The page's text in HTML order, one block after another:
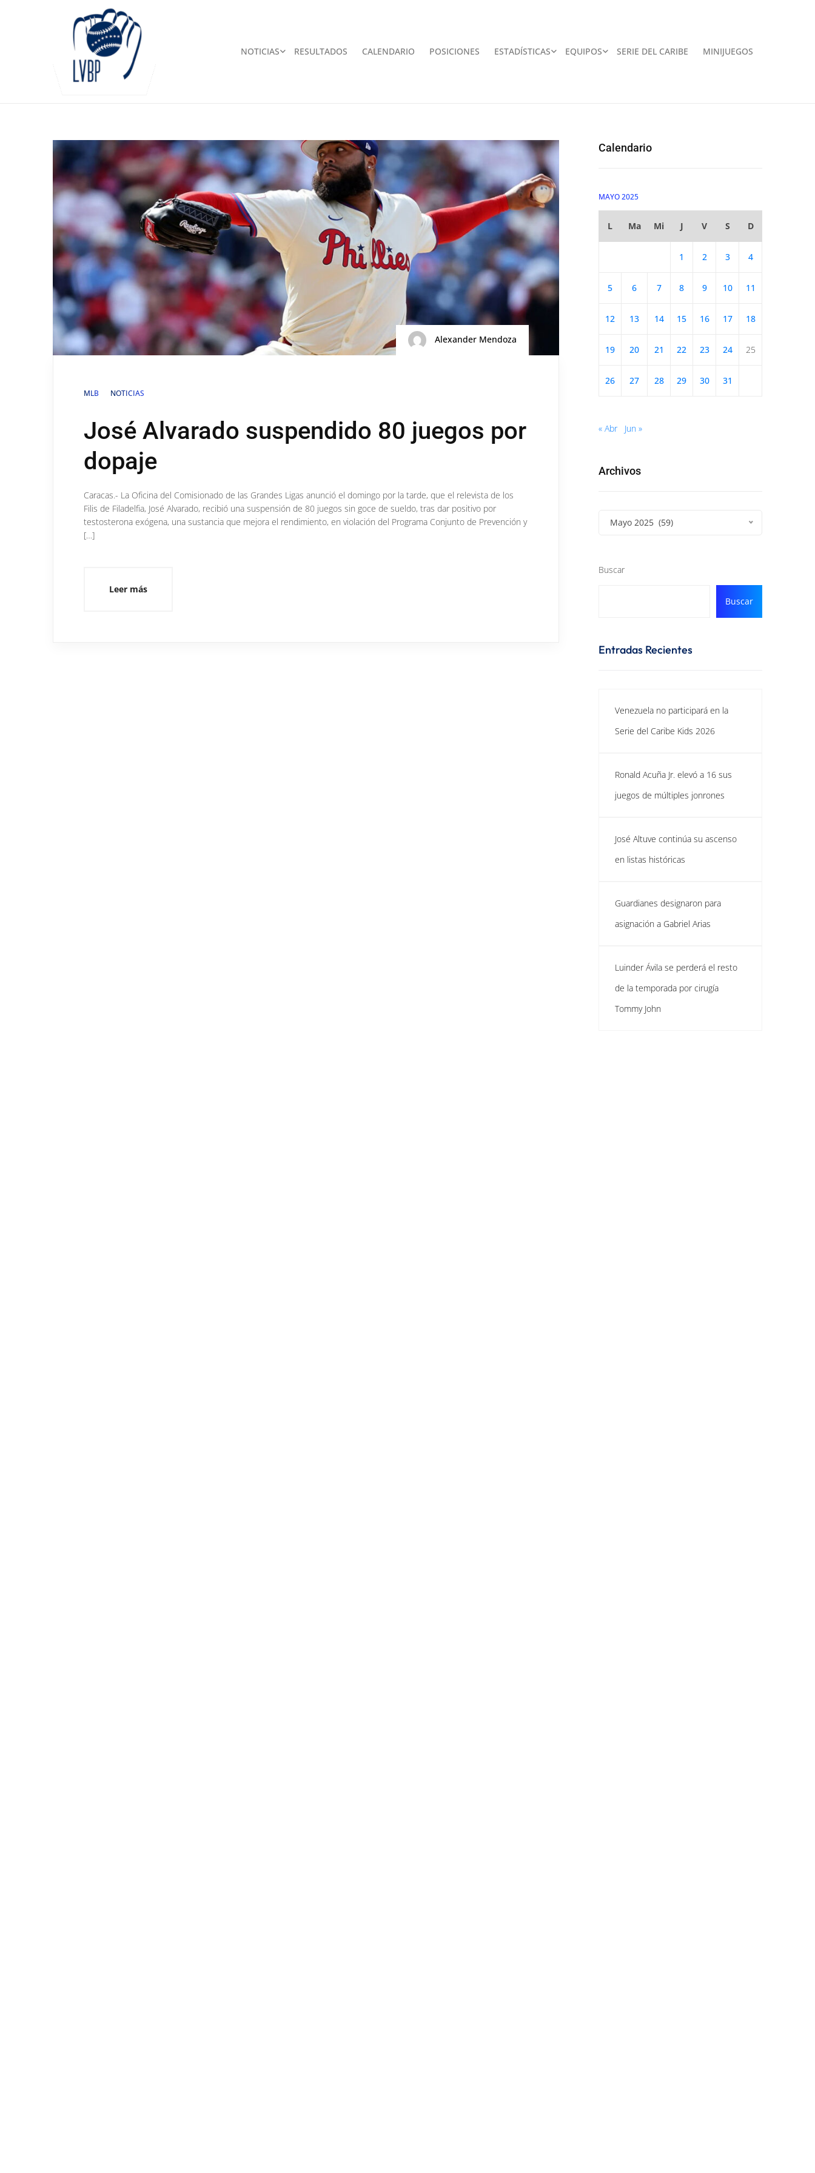
NOTICIAS RESULTADOS CALENDARIO POSICIONES ESTADÍSTICAS EQUIPOS SERIE DEL CARIBE MINIJUEGOS
Alexander Mendoza
MLB NOTICIAS
José Alvarado suspendido 80 juegos por
dopaje
Caracas.- La Oficina del Comisionado de las Grandes Ligas anunció el domingo por la tarde, que el relevista de los
Filis de Filadelfia, José Alvarado, recibió una suspensión de 80 juegos sin goce de sueldo, tras dar positivo por
testosterona exógena, una sustancia que mejora el rendimiento, en violación del Programa Conjunto de Prevención y
[…]
Leer más
Calendario
MAYO 2025
L Ma Mi J V S D
1 2 3 4
5 6 7 8 9 10 11
12 13 14 15 16 17 18
19 20 21 22 23 24 25
26 27 28 29 30 31
« Abr Jun »
Archivos
Mayo 2025 (59)
Buscar
Buscar
Entradas Recientes
Venezuela no participará en la
Serie del Caribe Kids 2026
Ronald Acuña Jr. elevó a 16 sus
juegos de múltiples jonrones
José Altuve continúa su ascenso
en listas históricas
Guardianes designaron para
asignación a Gabriel Arias
Luinder Ávila se perderá el resto
de la temporada por cirugía
Tommy John